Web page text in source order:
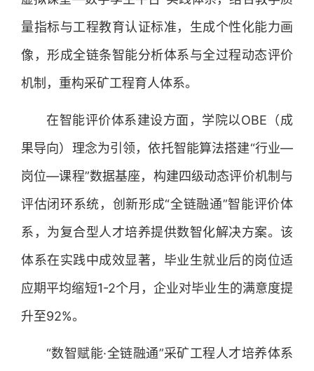
量指标与工程教育认证标准，生成个性化能力画
像，形成全链条智能分析体系与全过程动态评价
机制，重构采矿工程育人体系。
在智能评价体系建设方面，学院以OBE（成
果导向）理念为引领，依托智能算法搭建“行业—
岗位—课程”数据基座，构建四级动态评价机制与
评估闭环系统，创新形成“全链融通”智能评价体
系，为复合型人才培养提供数智化解决方案。该
体系在实践中成效显著，毕业生就业后的岗位适
应期平均缩短1-2个月，企业对毕业生的满意度提
升至92%。
“数智赋能·全链融通”采矿工程人才培养体系